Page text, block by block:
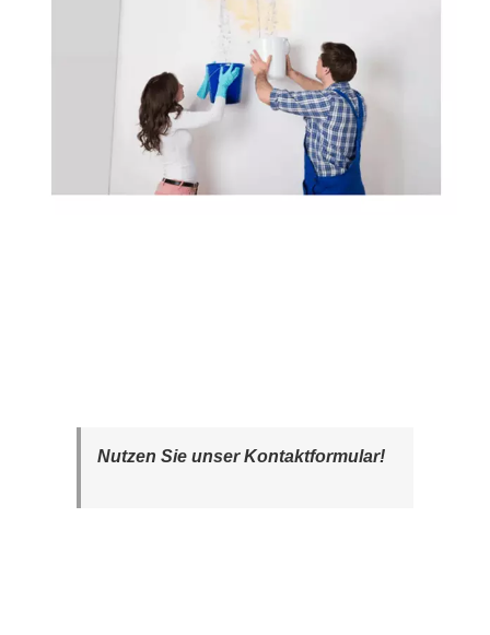
Nutzen Sie unser Kontaktformular!